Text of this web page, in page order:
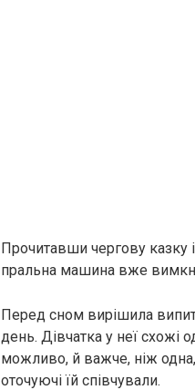
Прочитавши чергову казку
пральна машина вже
Перед сном вирішила
день. Дівчатка у неї схожі
можливо, й важче, ніж одна,
оточуючі їй співчували.